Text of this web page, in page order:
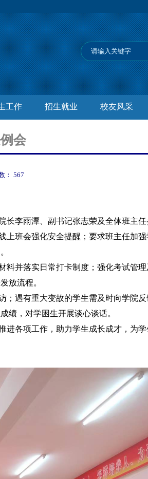
工作 招生就业 校友风采
会
：567
李雨潭、副书记张志荣及全体班主任
上班会强化安全提醒；要求班主任加
料并落实日常打卡制度；强化考试管
放流程。
；遇有重大变故的学生需及时向学院
绩，对学困生开展谈心谈话。
各项工作，助力学生成长成才，为学